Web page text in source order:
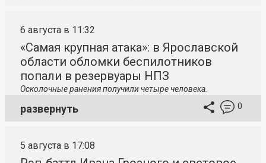
6 августа в 11:32
«Самая крупная атака»: в Ярославской
области обломки беспилотников
попали в резервуары НПЗ
Осколочные ранения получили четыре человека.
развернуть 0
5 августа в 17:08